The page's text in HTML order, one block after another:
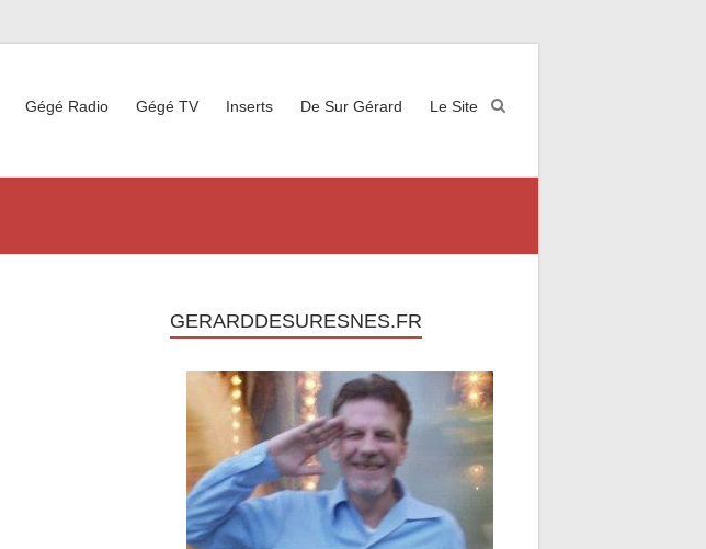
Gégé Radio Gégé TV Inserts De Sur Gérard Le Site
GERARDDESURESNES.FR